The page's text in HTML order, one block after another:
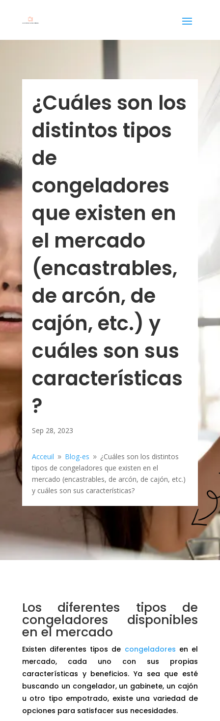
¿Cuáles son los
distintos tipos
de
congeladores
que existen en
el mercado
(encastrables,
de arcón, de
cajón, etc.) y
cuáles son sus
características
?
Sep 28, 2023
Acceuil 9 Blog-es 9 ¿Cuáles son los distintos
tipos de congeladores que existen en el
mercado (encastrables, de arcón, de cajón, etc.)
y cuáles son sus características?
Los diferentes tipos de
congeladores disponibles
en el mercado
Existen diferentes tipos de congeladores en el
mercado, cada uno con sus propias
características y beneficios. Ya sea que esté
buscando un congelador, un gabinete, un cajón
u otro tipo empotrado, existe una variedad de
opciones para satisfacer sus necesidades.